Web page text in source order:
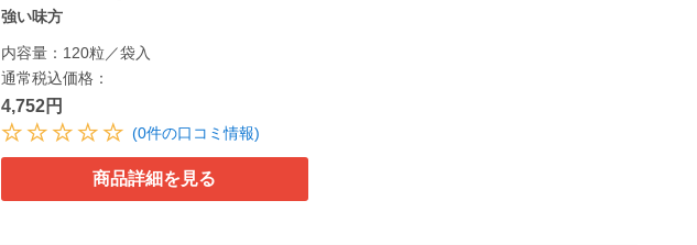
強い味方
内容量：120粒／袋入
通常税込価格：
4,752円
(0件の口コミ情報)
商品詳細を見る